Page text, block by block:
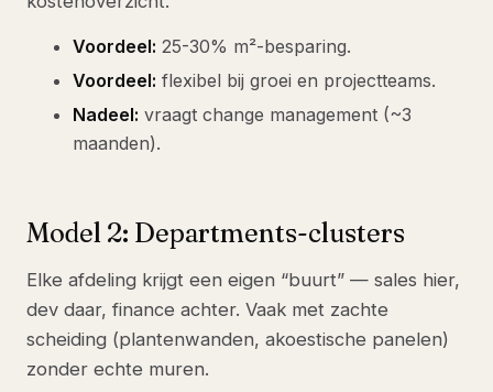
Voordeel: 25-30% m²-besparing.
Voordeel: flexibel bij groei en projectteams.
Nadeel: vraagt change management (~3
maanden).
Model 2: Departments-clusters
Elke afdeling krijgt een eigen “buurt” — sales hier,
dev daar, finance achter. Vaak met zachte
scheiding (plantenwanden, akoestische panelen)
zonder echte muren.